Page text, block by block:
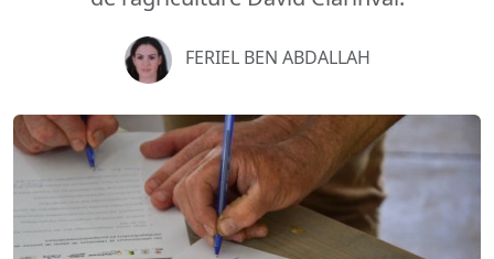
FERIEL BEN ABDALLAH